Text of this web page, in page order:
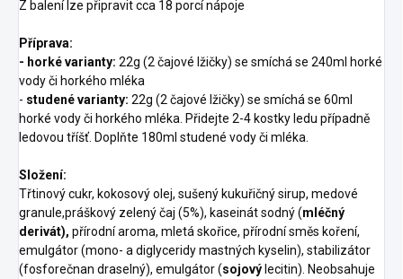
Z balení lze připravit cca 18 porcí nápoje
Příprava:
- horké varianty: 22g (2 čajové lžičky) se smíchá se 240ml horké
vody či horkého mléka
- studené varianty: 22g (2 čajové lžičky) se smíchá se 60ml
horké vody či horkého mléka. Přidejte 2-4 kostky ledu případně
ledovou tříšť. Doplňte 180ml studené vody či mléka.
Složení:
Třtinový cukr, kokosový olej, sušený kukuřičný sirup, medové
granule,práškový zelený čaj (5%), kaseinát sodný (mléčný
derivát), přírodní aroma, mletá skořice, přírodní směs koření,
emulgátor (mono- a diglyceridy mastných kyselin), stabilizátor
(fosforečnan draselný), emulgátor (sojový lecitin) Neobsahuje